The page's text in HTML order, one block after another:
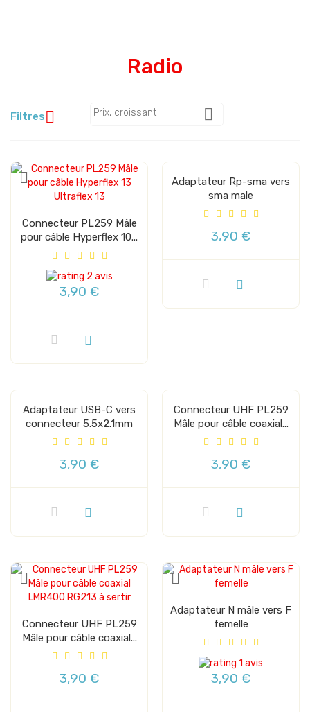
Radio
Filtres Prix, croissant 
Connecteur PL259 Mâle
pour câble Hyperflex 10...
2 avis
3,90 €
Adaptateur Rp-sma vers
sma male
3,90 €
Adaptateur USB-C vers
connecteur 5.5x2.1mm
3,90 €
Connecteur UHF PL259
Mâle pour câble coaxial...
3,90 €
Connecteur UHF PL259
Mâle pour câble coaxial...
3,90 €
Adaptateur N mâle vers F
femelle
1 avis
3,90 €